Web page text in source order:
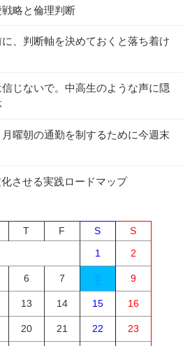
略と倫理判断
、判断軸を決めておくと落ち着け
信じないで。中高生のような声に隠
曜朝の通勤を制するために今週末
させる実践ロードマップ
T F S
S
1
2
6 7 8 9
13 14 15 16
20 21 22 23